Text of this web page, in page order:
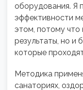
оборудования. Я
эффективности
этом, потому что
результаты, но и
которые
Методика
санаториях,